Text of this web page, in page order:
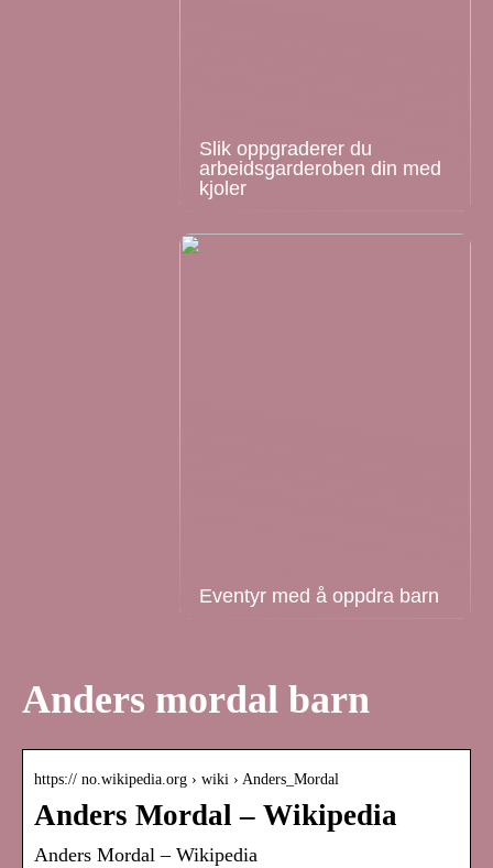
Slik oppgraderer du
arbeidsgarderoben din med
kjoler
Eventyr med å oppdra barn
Anders mordal barn
https:// no.wikipedia.org › wiki › Anders_Mordal
Anders Mordal – Wikipedia
Anders Mordal – Wikipedia